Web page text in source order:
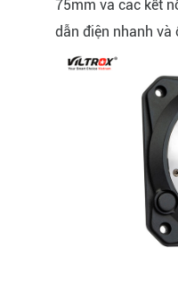
75mm và các kết
dẫn điện nhanh và